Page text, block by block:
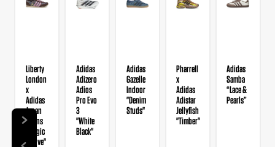
Liberty
London
x
Adidas
Japan
Wmns
"Magic
Mauve"
Adidas
Adizero
Adios
Pro Evo
3
"White
Black"
Adidas
Gazelle
Indoor
"Denim
Studs"
Pharrell
x
Adidas
Adistar
Jellyfish
"Timber"
Adidas
Samba
“Lace &
Pearls”